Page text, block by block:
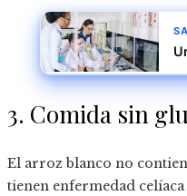
3. Comida sin
El arroz blanco no
tienen enfermedad